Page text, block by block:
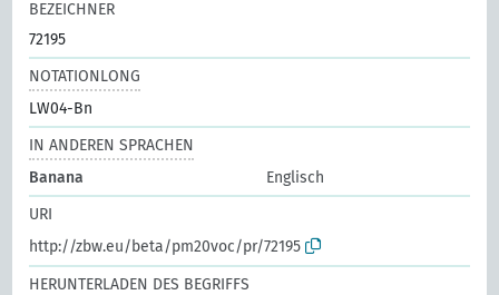
BEZEICHNER
72195
NOTATIONLONG
LW04-Bn
IN ANDEREN SPRACHEN
Banana
Englisch
URI
http://zbw.eu/beta/pm20voc/pr/72195
HERUNTERLADEN DES BEGRIFFS